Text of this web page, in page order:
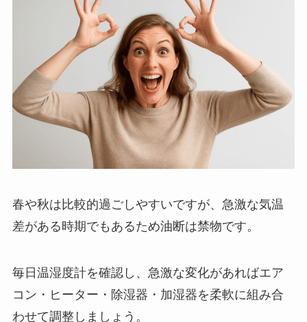
春や秋は比較的過ごしやすいですが、急激な気温
差がある時期でもあるため油断は禁物です。
毎日温湿度計を確認し、急激な変化があればエア
コン・ヒーター・除湿器・加湿器を柔軟に組み合
わせて調整しましょう。